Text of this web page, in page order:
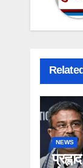
NEWS